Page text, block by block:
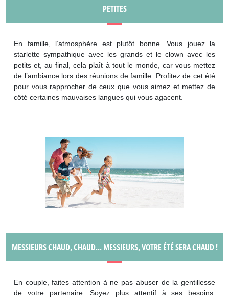
PETITES
En famille, l’atmosphère est plutôt bonne. Vous jouez la
starlette sympathique avec les grands et le clown avec les
petits et, au final, cela plaît à tout le monde, car vous mettez
de l’ambiance lors des réunions de famille. Profitez de cet été
pour vous rapprocher de ceux que vous aimez et mettez de
côté certaines mauvaises langues qui vous agacent.
MESSIEURS CHAUD, CHAUD... MESSIEURS, VOTRE ÉTÉ SERA CHAUD !
En couple, faites attention à ne pas abuser de la gentillesse
de votre partenaire. Soyez plus attentif à ses besoins.